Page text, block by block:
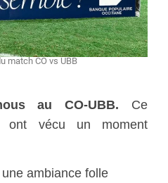
match CO vs UBB
au CO-UBB. Ce
ont vécu un moment
ambiance folle